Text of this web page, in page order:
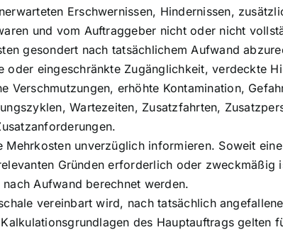
Erschwernissen, Hindernissen,
und vom Auftraggeber nicht oder nicht
gesondert nach tatsächlichem Aufwand
eingeschränkte Zugänglichkeit, verdeckte
Verschmutzungen, erhöhte Kontamination,
Wartezeiten, Zusatzfahrten,
unverzüglich informieren. Soweit
Gründen erforderlich oder zweckmäßig
Aufwand berechnet werden.
vereinbart wird, nach tatsächlich
des Hauptauftrags gelten